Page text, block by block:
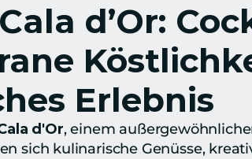
d’Or:
Erlebnis
d'Or, einem
sich kulinarische Genüsse,